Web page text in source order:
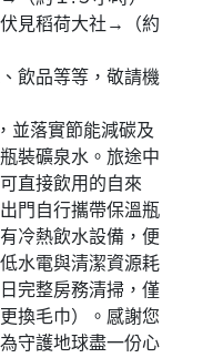
見稻荷大社→（約
飲品等等，敬請機
並落實節能減碳及
裝礦泉水。旅途中
直接飲用的自來
門自行攜帶保溫瓶
冷熱飲水設備，便
水電與清潔資源耗
完整房務清掃，僅
換毛巾）。感謝您
守護地球盡一份心